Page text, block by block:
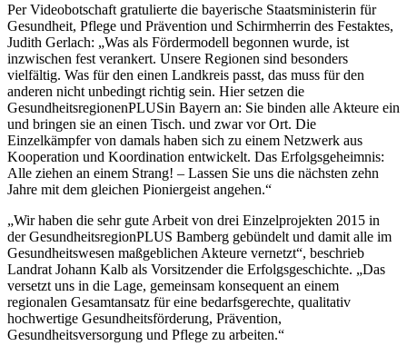
Per Videobotschaft gratulierte die bayerische Staatsministerin für
Gesundheit, Pflege und Prävention und Schirmherrin des Festaktes,
Judith Gerlach: „Was als Fördermodell begonnen wurde, ist
inzwischen fest verankert. Unsere Regionen sind besonders
vielfältig. Was für den einen Landkreis passt, das muss für den
anderen nicht unbedingt richtig sein. Hier setzen die
GesundheitsregionenPLUSin Bayern an: Sie binden alle Akteure ein
und bringen sie an einen Tisch. und zwar vor Ort. Die
Einzelkämpfer von damals haben sich zu einem Netzwerk aus
Kooperation und Koordination entwickelt. Das Erfolgsgeheimnis:
Alle ziehen an einem Strang! – Lassen Sie uns die nächsten zehn
Jahre mit dem gleichen Pioniergeist angehen.“
„Wir haben die sehr gute Arbeit von drei Einzelprojekten 2015 in
der GesundheitsregionPLUS Bamberg gebündelt und damit alle im
Gesundheitswesen maßgeblichen Akteure vernetzt“, beschrieb
Landrat Johann Kalb als Vorsitzender die Erfolgsgeschichte. „Das
versetzt uns in die Lage, gemeinsam konsequent an einem
regionalen Gesamtansatz für eine bedarfsgerechte, qualitativ
hochwertige Gesundheitsförderung, Prävention,
Gesundheitsversorgung und Pflege zu arbeiten.“